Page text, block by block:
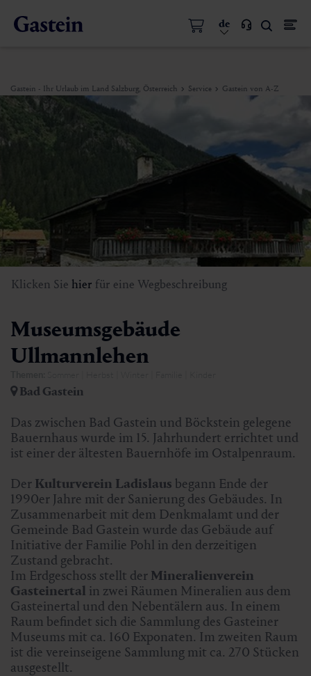
de
Gastein - Ihr Urlaub im Land Salzburg, Österreich Service Gastein von A-Z
Klicken Sie hier für eine Wegbeschreibung
Museumsgebäude
Ullmannlehen
Bad Gastein
Das zwischen Bad Gastein und Böckstein gelegene
Bauernhaus wurde im 15. Jahrhundert errichtet und
ist einer der ältesten Bauernhöfe im Ostalpenraum.
Der Kulturverein Ladislaus begann Ende der
1990er Jahre mit der Sanierung des Gebäudes. In
Zusammenarbeit mit dem Denkmalamt und der
Gemeinde Bad Gastein wurde das Gebäude auf
Initiative der Familie Pohl in den derzeitigen
Zustand gebracht.
Im Erdgeschoss stellt der Mineralienverein
Gasteinertal in zwei Räumen Mineralien aus dem
Gasteinertal und den Nebentälern aus. In einem
Raum befindet sich die Sammlung des Gasteiner
Museums mit ca. 160 Exponaten. Im zweiten Raum
ist die vereinseigene Sammlung mit ca. 270 Stücken
ausgestellt.